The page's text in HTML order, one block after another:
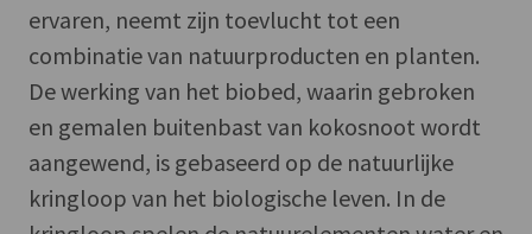
ervaren, neemt zijn toevlucht tot een
combinatie van natuurproducten en planten.
De werking van het biobed, waarin gebroken
en gemalen buitenbast van kokosnoot wordt
aangewend, is gebaseerd op de natuurlijke
kringloop van het biologische leven. In de